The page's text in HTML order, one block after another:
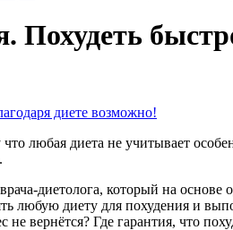
Похудеть
любая диета не учитывает
диетолога, который на
любую диету для похудения и
не вернётся? Где гарантия, что